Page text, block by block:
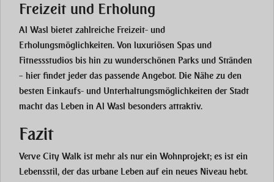
Freizeit und Erholung
Al Wasl bietet zahlreiche Freizeit- und
Erholungsmöglichkeiten. Von luxuriösen Spas und
Fitnessstudios bis hin zu wunderschönen Parks und Stränden
– hier findet jeder das passende Angebot. Die Nähe zu den
besten Einkaufs- und Unterhaltungsmöglichkeiten der Stadt
macht das Leben in Al Wasl besonders attraktiv.
Fazit
Verve City Walk ist mehr als nur ein Wohnprojekt; es ist ein
Lebensstil, der das urbane Leben auf ein neues Niveau hebt.